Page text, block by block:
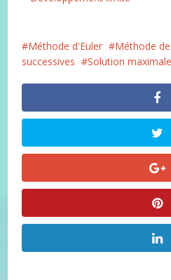
Méthode d'Euler
Méthode
successives
Solution maximale